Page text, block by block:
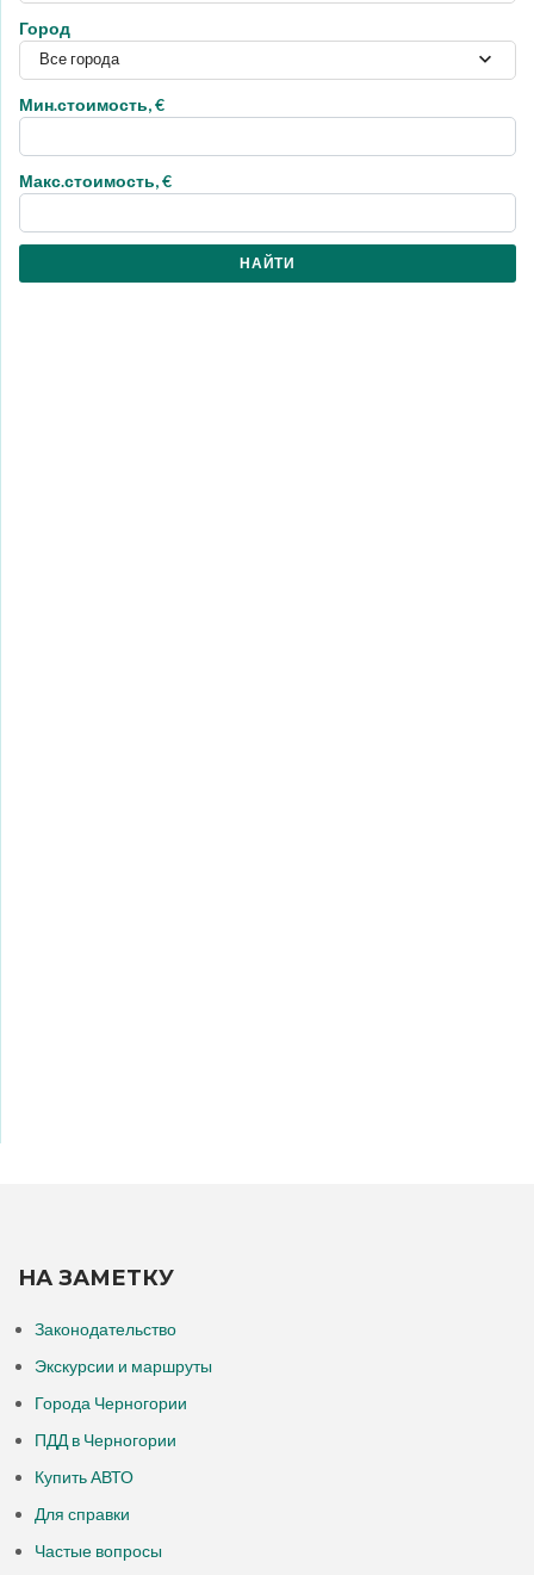
Город
Все города
Мин.стоимость, €
Макс.стоимость, €
НАЙТИ
НА ЗАМЕТКУ
Законодательство
Экскурсии и маршруты
Города Черногории
ПДД в Черногории
Купить АВТО
Для справки
Частые вопросы